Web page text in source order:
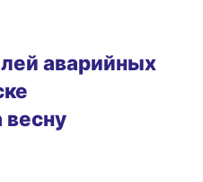
аварийных
весну